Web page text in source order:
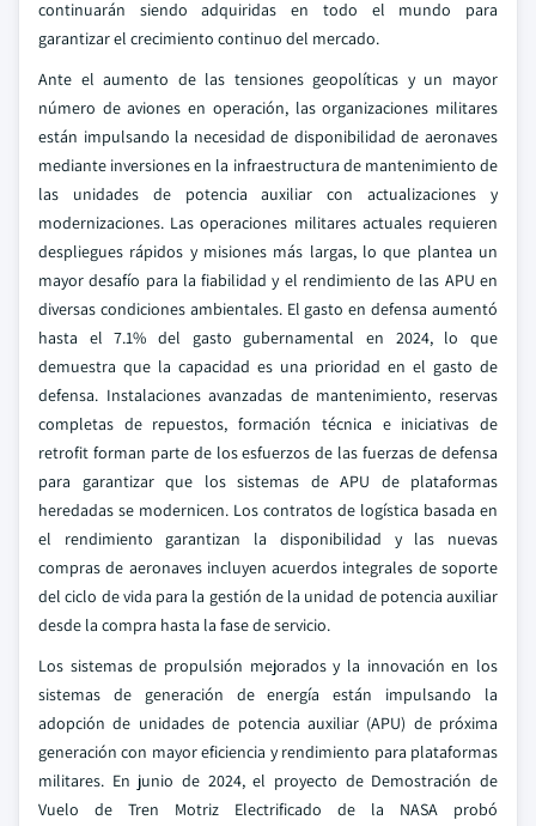
continuarán siendo adquiridas en todo el mundo para
garantizar el crecimiento continuo del mercado.
Ante el aumento de las tensiones geopolíticas y un mayor
número de aviones en operación, las organizaciones militares
están impulsando la necesidad de disponibilidad de aeronaves
mediante inversiones en la infraestructura de mantenimiento de
las unidades de potencia auxiliar con actualizaciones y
modernizaciones. Las operaciones militares actuales requieren
despliegues rápidos y misiones más largas, lo que plantea un
mayor desafío para la fiabilidad y el rendimiento de las APU en
diversas condiciones ambientales. El gasto en defensa aumentó
hasta el 7.1% del gasto gubernamental en 2024, lo que
demuestra que la capacidad es una prioridad en el gasto de
defensa. Instalaciones avanzadas de mantenimiento, reservas
completas de repuestos, formación técnica e iniciativas de
retrofit forman parte de los esfuerzos de las fuerzas de defensa
para garantizar que los sistemas de APU de plataformas
heredadas se modernicen. Los contratos de logística basada en
el rendimiento garantizan la disponibilidad y las nuevas
compras de aeronaves incluyen acuerdos integrales de soporte
del ciclo de vida para la gestión de la unidad de potencia auxiliar
desde la compra hasta la fase de servicio.
Los sistemas de propulsión mejorados y la innovación en los
sistemas de generación de energía están impulsando la
adopción de unidades de potencia auxiliar (APU) de próxima
generación con mayor eficiencia y rendimiento para plataformas
militares. En junio de 2024, el proyecto de Demostración de
Vuelo de Tren Motriz Electrificado de la NASA probó